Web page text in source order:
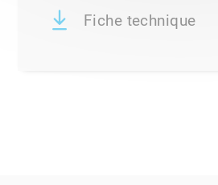
Fiche technique